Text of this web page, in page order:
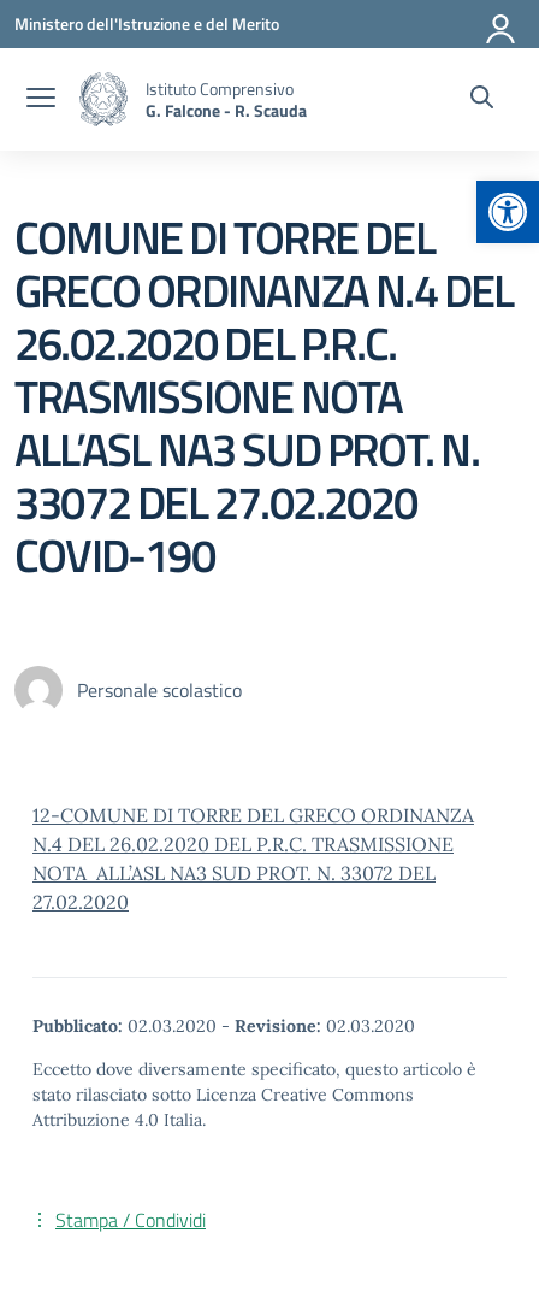
Vai ai contenuti
Vai al menu di navigazione
Vai al footer
Ministero dell'Istruzione e del Merito
Istituto Comprensivo
G. Falcone - R. Scauda
COMUNE DI TORRE DEL
GRECO ORDINANZA N.4 DEL
26.02.2020 DEL P.R.C.
TRASMISSIONE NOTA
ALL’ASL NA3 SUD PROT. N.
33072 DEL 27.02.2020
COVID-190
Personale scolastico
12-COMUNE DI TORRE DEL GRECO ORDINANZA
N.4 DEL 26.02.2020 DEL P.R.C. TRASMISSIONE
NOTA ALL’ASL NA3 SUD PROT. N. 33072 DEL
27.02.2020
Pubblicato: 02.03.2020 - Revisione: 02.03.2020
Eccetto dove diversamente specificato, questo articolo è
stato rilasciato sotto Licenza Creative Commons
Attribuzione 4.0 Italia.
Stampa / Condividi